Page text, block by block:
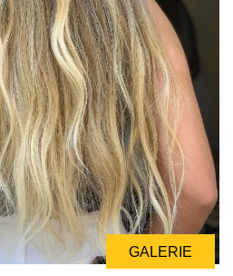
GALERIE